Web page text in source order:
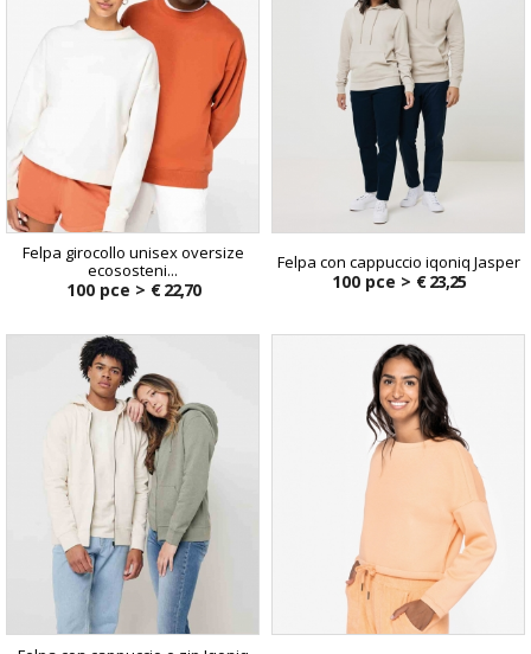
Felpa girocollo unisex oversize
ecososteni...
100 pce > € 22,70
Felpa con cappuccio iqoniq Jasper
100 pce > € 23,25